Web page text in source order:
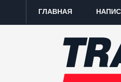
ГЛАВНАЯ